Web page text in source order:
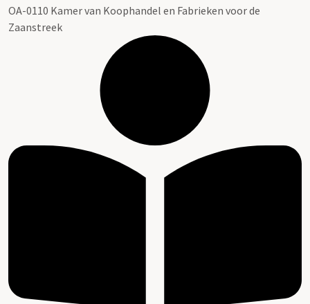
OA-0110 Kamer van Koophandel en Fabrieken voor de
Zaanstreek